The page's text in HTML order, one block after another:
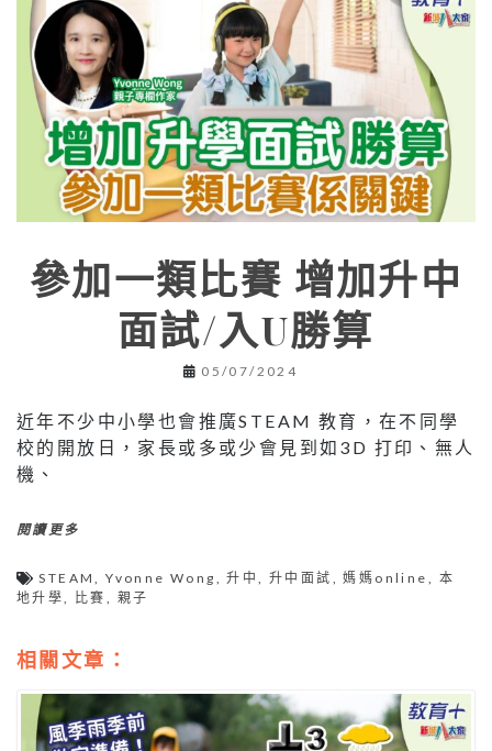
參加一類比賽 增加升中
面試/入U勝算
05/07/2024
近年不少中小學也會推廣STEAM 教育，在不同學
校的開放日，家長或多或少會見到如3D 打印、無人
機、
閱讀更多
STEAM ,Yvonne Wong ,升中 ,升中面試 ,媽媽online
本
地升學
比賽 親子
相關文章：